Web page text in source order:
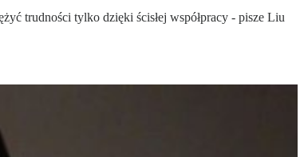
trudności tylko dzięki ścisłej współpracy - pisze Liu